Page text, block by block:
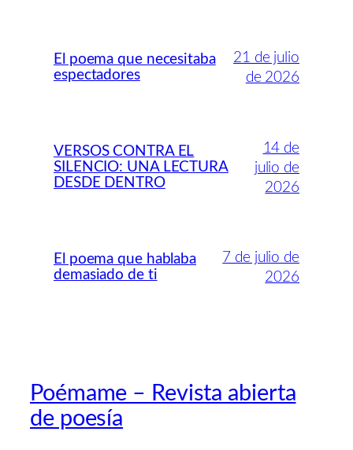
El poema que necesitaba
espectadores
21 de julio
de 2026
VERSOS CONTRA EL
SILENCIO: UNA LECTURA
DESDE DENTRO
14 de
julio de
2026
El poema que hablaba
demasiado de ti
7 de julio de
2026
Poémame – Revista abierta
de poesía